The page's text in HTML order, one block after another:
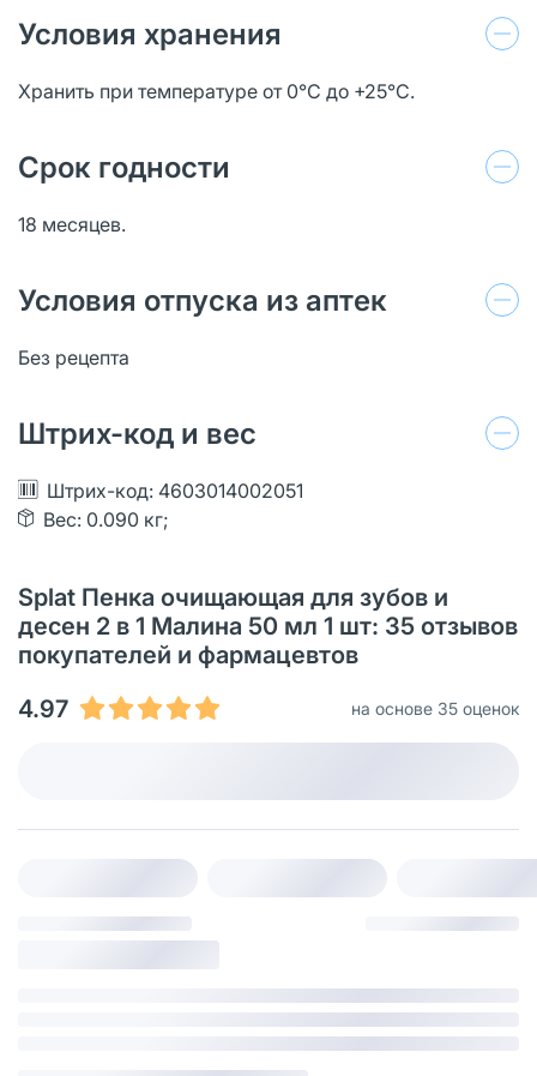
Условия хранения
Хранить при температуре от 0°С до +25°C.
Срок годности
18 месяцев.
Условия отпуска из аптек
Без рецепта
Штрих-код и вес
Штрих-код: 4603014002051
Вес: 0.090 кг;
Splat Пенка очищающая для зубов и
десен 2 в 1 Малина 50 мл 1 шт: 35 отзывов
покупателей и фармацевтов
4.97
на основе 35 оценок